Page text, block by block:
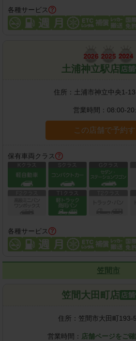
各種サービス
土浦神立駅店
住所： 土浦市神立中央1-
営業時間： 08:00-
この店舗で予約
保有車両クラス
各種サービス
笠間市
笠間大田町店
住所： 笠間市大田町193-5
営業時間： 店舗ページをご